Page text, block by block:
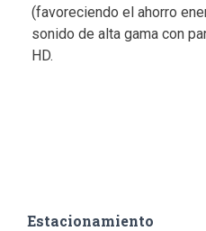
(favoreciendo el ahorro
sonido de alta gama con
HD.
Estacionamiento